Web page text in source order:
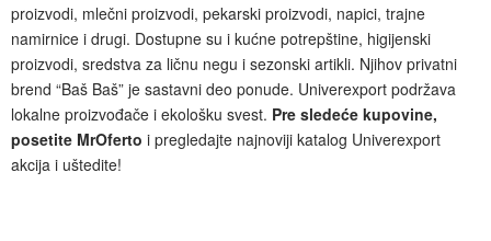
proizvodi, mlečni proizvodi, pekarski proizvodi, napici, trajne
namirnice i drugi. Dostupne su i kućne potrepštine, higijenski
proizvodi, sredstva za ličnu negu i sezonski artikli. Njihov privatni
brend “Baš Baš” je sastavni deo ponude. Univerexport podržava
lokalne proizvođače i ekološku svest. Pre sledeće kupovine,
posetite MrOferto i pregledajte najnoviji katalog Univerexport
akcija i uštedite!